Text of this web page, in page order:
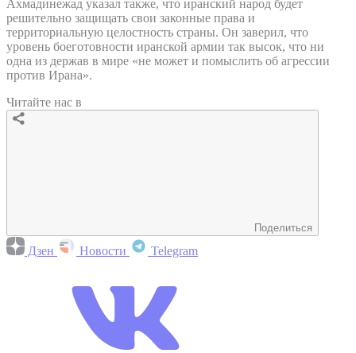
Ахмадинежад указал также, что иранский народ будет
решительно защищать свои законные права и
территориальную целостность страны. Он заверил, что
уровень боеготовности иранской армии так высок, что ни
одна из держав в мире «не может и помыслить об агрессии
против Ирана».
Читайте нас в
Поделиться
Дзен Новости Telegram